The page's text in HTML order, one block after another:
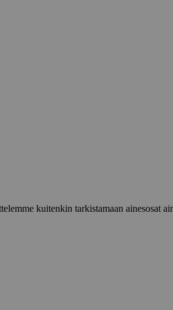
kuitenkin tarkistamaan ainesosat